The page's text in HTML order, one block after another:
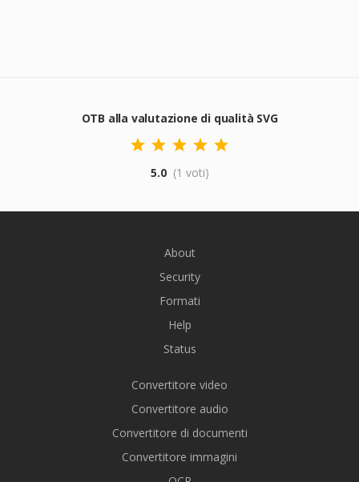
OTB alla valutazione di qualità SVG
5.0 (1 voti)
About
Security
Formati
Help
Status
Convertitore video
Convertitore audio
Convertitore di documenti
Convertitore immagini